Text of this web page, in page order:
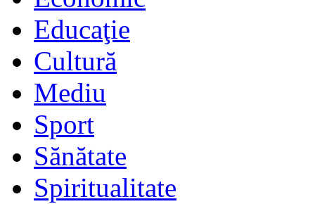
Educaţie
Cultură
Mediu
Sport
Sănătate
Spiritualitate